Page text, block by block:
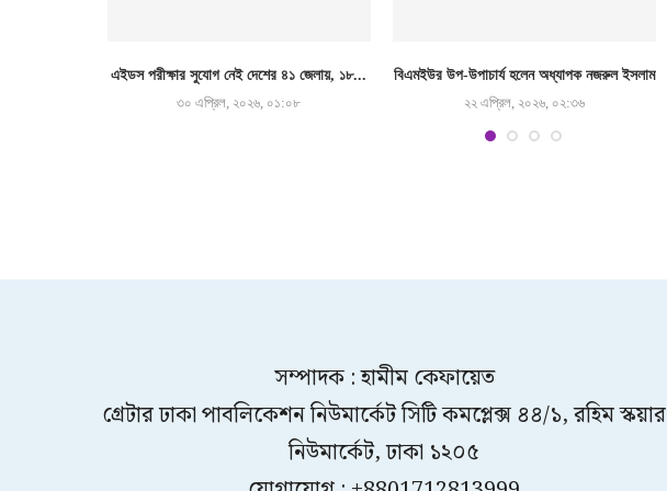
এইডস পরীক্ষার সুযোগ নেই দেশের ৪১ জেলায়, ১৮...
৩০ এপ্রিল, ২০২৬, ০১:০৮
বিএমইউর উপ-উপাচার্য হলেন অধ্যাপক নজরুল ইসলাম
২২ এপ্রিল, ২০২৬, ০২:৩৬
সম্পাদক : হামীম কেফায়েত
গ্রেটার ঢাকা পাবলিকেশন নিউমার্কেট সিটি কমপ্লেক্স ৪৪/১, রহিম স্কয়ার
নিউমার্কেট, ঢাকা ১২০৫